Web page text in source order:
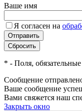
Ваше имя
Я согласен на
* - Поля,
Сообщение
Ваше сообщение
Вами свяжется наш
Закрыть окно